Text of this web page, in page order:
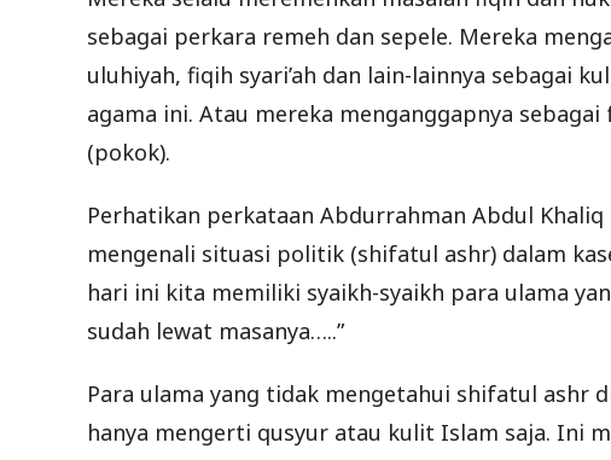
sebagai perkara remeh dan sepele. Mereka
uluhiyah, fiqih syari’ah dan lain-lainnya sebagai
agama ini. Atau mereka menganggapnya
(pokok).
Perhatikan perkataan Abdurrahman Abdul
mengenali situasi politik (shifatul ashr) dalam
hari ini kita memiliki syaikh-syaikh para ulama
sudah lewat masanya…..”
Para ulama yang tidak mengetahui shifatul ashr
hanya mengerti qusyur atau kulit Islam saja. Ini